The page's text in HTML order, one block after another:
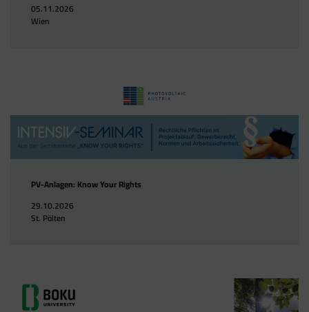
05.11.2026
Wien
PV-Anlagen: Know Your Rights
29.10.2026
St. Pölten